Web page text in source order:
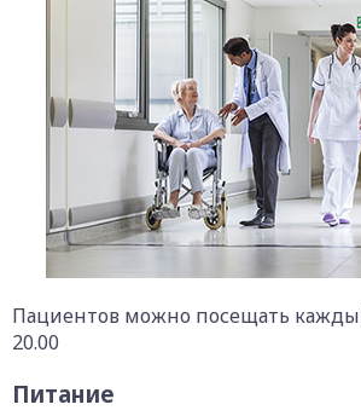
Пациентов можно посещать
20.00
Питание